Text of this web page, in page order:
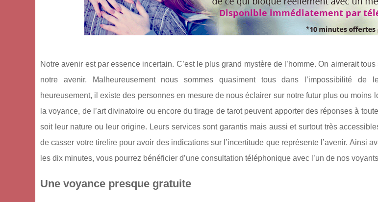
Notre avenir est par essence incertain. C’est le plus grand mystère de l’homme. On aimerait
notre avenir. Malheureusement nous sommes quasiment tous dans l’impossibilité de
heureusement, il existe des personnes en mesure de nous éclairer sur notre futur plus ou moins
la voyance, de l’art divinatoire ou encore du tirage de tarot peuvent apporter des réponses à
soit leur nature ou leur origine. Leurs services sont garantis mais aussi et surtout très
de casser votre tirelire pour avoir des indications sur l’incertitude que représente l’avenir. Ainsi
les dix minutes, vous pourrez bénéficier d’une consultation téléphonique avec l’un de nos
Une voyance presque gratuite